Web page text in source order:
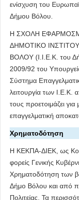
ενίσχυση του
Δήμου Βόλου.
Η ΣΧΟΛΗ
ΔHMOTIKO
ΒΟΛΟΥ (Ι.Ι.Ε.Κ. του
2009/92 του
Σύστημα
λειτουργία των Ι.Ε.Κ.
τους προετοιμάζει
επαγγελματική
Χρηματοδότηση
Η ΚΕΚΠΑ-ΔΙΕΚ, ως
φορείς Γενικής
Χρηματοδότηση των
Δήμο Βόλου και από
Πολιτείας. Τα